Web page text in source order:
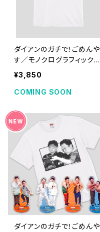
ダイアンのガチで！ごめんや
す／モノクログラフィックT
シャツ [受注期間：2026年
8月31日(月)23:59まで]
¥3,850
COMING SOON
ダイアンのガチで！ごめんや